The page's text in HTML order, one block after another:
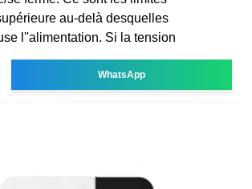
au-delà desquelles
l''alimentation. Si la tension
WhatsApp